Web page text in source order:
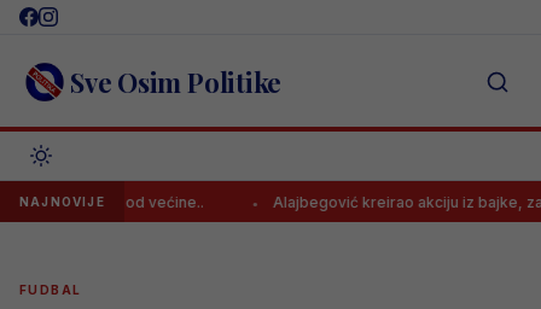
Skip
content Sve Osim Politike
NAJNOVIJE
Veću od većine.. Alajbegović kreirao akciju iz bajke, završila
FUDBAL